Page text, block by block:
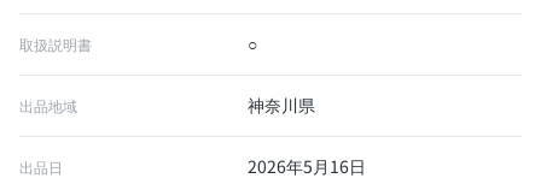
取扱説明書 ○
出品地域 神奈川県
出品日 2026年5月16日